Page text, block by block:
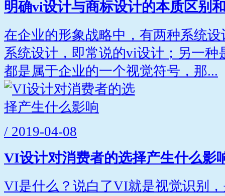
明确vi设计与商标设计的本质区别
在企业的形象战略中，有两种系统
系统设计，即常说的vi设计；另一种
都是属于企业的一个视觉符号，那...
/ 2019-04-08
VI设计对消费者的选择产生什么影
VI是什么？说白了VI就是视觉识别